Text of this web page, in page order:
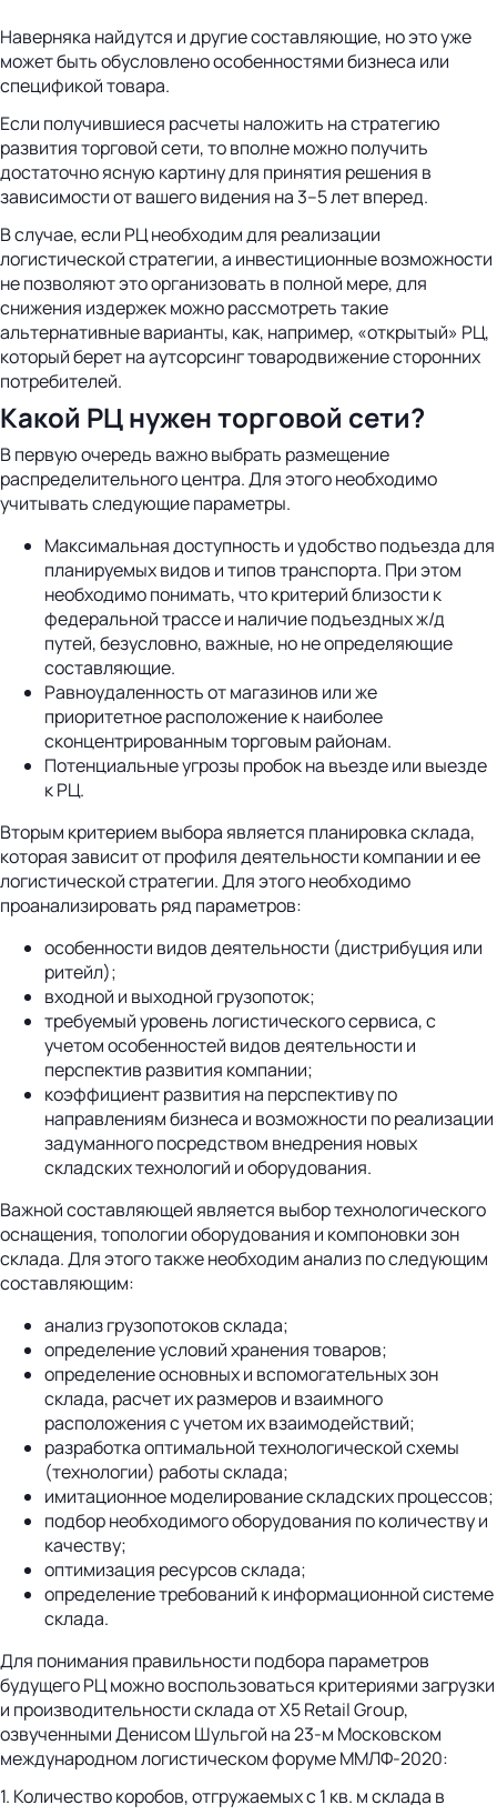
Наверняка найдутся и другие составляющие, но это уже
может быть обусловлено особенностями бизнеса или
спецификой товара.
Если получившиеся расчеты наложить на стратегию
развития торговой сети, то вполне можно получить
достаточно ясную картину для принятия решения в
зависимости от вашего видения на 3–5 лет вперед.
В случае, если РЦ необходим для реализации
логистической стратегии, а инвестиционные возможности
не позволяют это организовать в полной мере, для
снижения издержек можно рассмотреть такие
альтернативные варианты, как, например, «открытый» РЦ,
который берет на аутсорсинг товародвижение сторонних
потребителей.
Какой РЦ нужен торговой сети?
В первую очередь важно выбрать размещение
распределительного центра. Для этого необходимо
учитывать следующие параметры.
Максимальная доступность и удобство подъезда для
планируемых видов и типов транспорта. При этом
необходимо понимать, что критерий близости к
федеральной трассе и наличие подъездных ж/д
путей, безусловно, важные, но не определяющие
составляющие.
Равноудаленность от магазинов или же
приоритетное расположение к наиболее
сконцентрированным торговым районам.
Потенциальные угрозы пробок на въезде или выезде
к РЦ.
Вторым критерием выбора является планировка склада,
которая зависит от профиля деятельности компании и ее
логистической стратегии. Для этого необходимо
проанализировать ряд параметров:
особенности видов деятельности (дистрибуция или
ритейл);
входной и выходной грузопоток;
требуемый уровень логистического сервиса, с
учетом особенностей видов деятельности и
перспектив развития компании;
коэффициент развития на перспективу по
направлениям бизнеса и возможности по реализации
задуманного посредством внедрения новых
складских технологий и оборудования.
Важной составляющей является выбор технологического
оснащения, топологии оборудования и компоновки зон
склада. Для этого также необходим анализ по следующим
составляющим:
анализ грузопотоков склада;
определение условий хранения товаров;
определение основных и вспомогательных зон
склада, расчет их размеров и взаимного
расположения с учетом их взаимодействий;
разработка оптимальной технологической схемы
(технологии) работы склада;
имитационное моделирование складских процессов;
подбор необходимого оборудования по количеству и
качеству;
оптимизация ресурсов склада;
определение требований к информационной системе
склада.
Для понимания правильности подбора параметров
будущего РЦ можно воспользоваться критериями загрузки
и производительности склада от Х5 Retail Group,
озвученными Денисом Шульгой на 23-м Московском
международном логистическом форуме ММЛФ-2020:
1. Количество коробов, отгружаемых с 1 кв. м склада в